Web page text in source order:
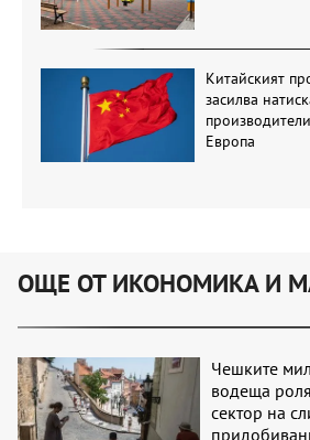
Китайският
засилва
Европа
ОЩЕ ОТ ИКОНОМИКА И
Чешките
водеща
сектор на